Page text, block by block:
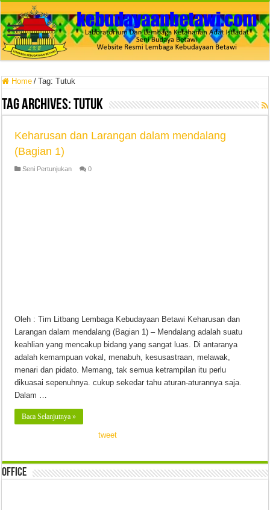
Home / Tag:Tutuk
Tag Archives:Tutuk
Keharusan dan Larangan dalam mendalang
(Bagian 1)
Seni Pertunjukan 0
Oleh : Tim Litbang Lembaga Kebudayaan Betawi Keharusan dan
Larangan dalam mendalang (Bagian 1) – Mendalang adalah suatu
keahlian yang mencakup bidang yang sangat luas. Di antaranya
adalah kemampuan vokal, menabuh, kesusastraan, melawak,
menari dan pidato. Memang, tak semua ketrampilan itu perlu
dikuasai sepenuhnya. cukup sekedar tahu aturan-aturannya saja.
Dalam …
Baca Selanjutnya »
tweet
Office